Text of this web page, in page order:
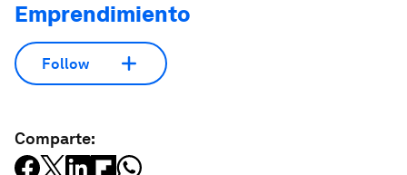
Emprendimiento
Follow
Comparte: